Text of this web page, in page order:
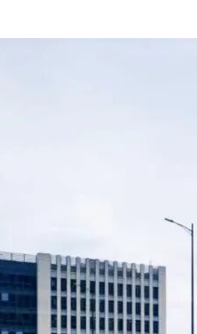
内注册企业，具备独立法人资
本项目提供服务。
处于被责令停业、财产被冻